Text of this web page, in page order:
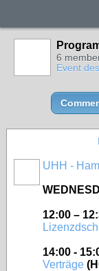
6
Event
UHH -
12:00 –
14:00 -
Verträge